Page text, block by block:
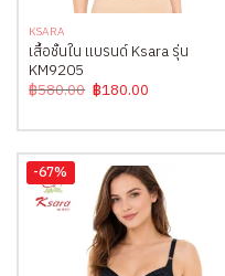
KSARA
เสื้อชั้นใน แบรนด์ Ksara รุ่น
KM9205
฿580.00 Original
price
฿580.00.
฿180.00
฿180.00.
-67%